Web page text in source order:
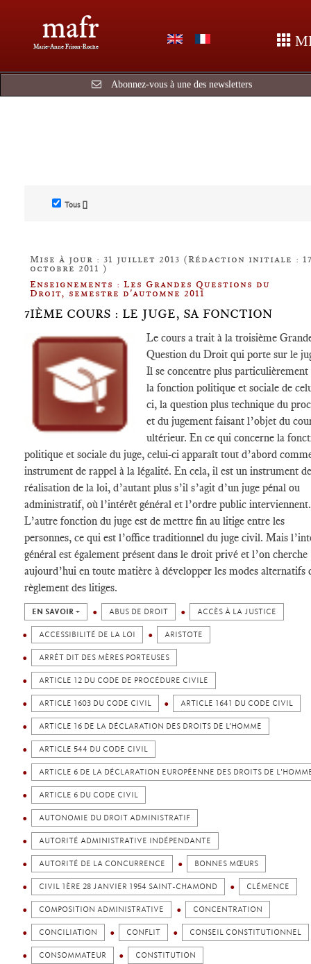
mafr
Marie-Anne Frison-Roche
Abonnez-vous à une des newsletters
Tous []
Mise à jour : 31 juillet 2013 (Rédaction initiale :
octobre 2011 )
Enseignements : Les Grandes Questions du
Droit, semestre d'automne 2011
7IÈME COURS : LE JUGE, SA FONCTION
Le cours a trait à la troisième
Question du Droit qui porte sur le
Il se concentre plus particulièrement
la fonction politique et sociale de
ci, la question plus technique du
et du jugement faisant l’objet du
ultérieur. En ce qui concerne la
politique et sociale du juge, celui-ci apparaît tout d’abord
instrument de rappel à la légalité. En cela, il est un instrument de
réalisation de la loi, d’autant plus s’il s’agit d’un juge pénal ou
administratif, où l’intérêt général et l’ordre public interviennent.
L’autre fonction du juge est de mettre fin au litige entre les
personnes, ce qui est l’office traditionnel du juge civil. Mais
général est également présent dans le droit privé et l’on cherche
aujourd’hui en toute matière à développer les modes alternatifs
règlement des litiges.
EN SAVOIR + ABUS DE DROIT ACCÈS À LA JUSTICE
ACCESSIBILITÉ DE LA LOI ARISTOTE
ARRÊT DIT DES MÈRES PORTEUSES
ARTICLE 12 DU CODE DE PROCÉDURE CIVILE
ARTICLE 1603 DU CODE CIVIL ARTICLE 1641 DU CODE CIVIL
ARTICLE 16 DE LA DÉCLARATION DES DROITS DE L’HOMME
ARTICLE 544 DU CODE CIVIL
ARTICLE 6 DE LA DÉCLARATION EUROPÉENNE DES DROITS DE
ARTICLE 6 DU CODE CIVIL
AUTONOMIE DU DROIT ADMINISTRATIF
AUTORITÉ ADMINISTRATIVE INDÉPENDANTE
AUTORITÉ DE LA CONCURRENCE BONNES MŒURS
CIVIL 1ÈRE 28 JANVIER 1954 SAINT-CHAMOND CLÉMENCE
COMPOSITION ADMINISTRATIVE CONCENTRATION
CONCILIATION CONFLIT CONSEIL CONSTITUTIONNEL
CONSOMMATEUR CONSTITUTION